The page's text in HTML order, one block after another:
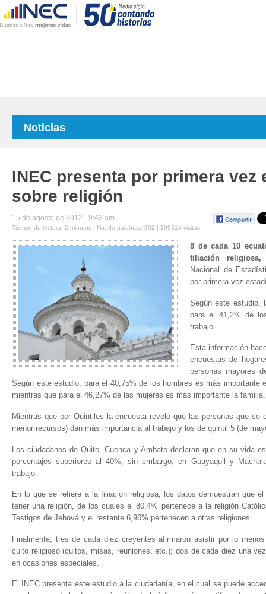
Noticias
INEC presenta por primera vez
sobre religión
15 de agosto de 2012 - 9:43 am
Tiempo de lectura: 2 minutos | No. de palabras: 302 | 199614 visitas
8 de cada 10
filiación
Nacional de
por primera vez
Según este estudio,
para el 41,2% de
trabajo.
Esta información
encuestas de
personas mayores
Según este estudio, para el 40,75% de los hombres es más importante
mientras que para el 46,27% de las mujeres es más importante la
Mientras que por Quintiles la encuesta reveló que las personas que se
menor recursos) dan más importancia al trabajo y los de quintil 5 (de
Los ciudadanos de Quito, Cuenca y Ambato declaran que en su vida
porcentajes superiores al 40%, sin embargo, en Guayaquil y
trabajo.
En lo que se refiere a la filiación religiosa, los datos demuestran que
tener una religión, de los cuales el 80,4% pertenece a la religión
Testigos de Jehová y el restante 6,96% pertenecen a otras religiones.
Finalmente, tres de cada diez creyentes afirmaron asistir por lo
culto religioso (cultos, misas, reuniones, etc.); dos de cada diez una
en ocasiones especiales.
El INEC presenta este estudio a la ciudadanía, en el cual se puede